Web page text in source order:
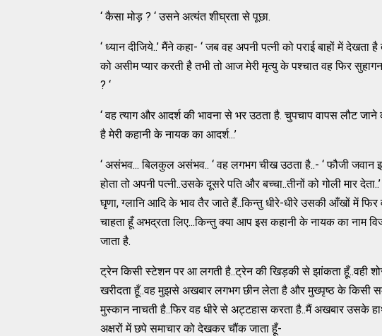
‘ कैसा मोड़ ? ‘ उसने अत्यंत शीघ्रता से पूछा.
‘ ध्यान दीजिये..’ मैंने कहा- ‘ जब वह अपनी पत्नी को पराई बाहों में
को असीम प्यार करती है तभी तो आज मेरी मृत्यु के पश्चात वह फिर
? ‘
‘ वह त्याग और आदर्श की भावना से भर उठता है. चुपचाप वापस लौट जाने
है मेरी कहानी के नायक का आदर्श...’
‘ असंभव... बिलकुल असंभव.. ‘ वह लगभग चीख उठता है..- ‘ फौजी
होता तो अपनी पत्नी..उसके दूसरे पति और बच्चा..तीनों को गोली मार
घृणा, ग्लानि आदि के भाव तैर जाते हैं..किन्तु धीरे-धीरे उसकी आँखों में फिर
चाहता हूँ अभद्रता लिए...किन्तु क्या आप इस कहानी के नायक का नाम
जाता है.
ट्रेन किसी स्टेशन पर आ लगती है..ट्रेन की खिड़की से झांकता हूँ..वही
खरीदता हूँ..वह मुझसे अखबार लगभग छीन लेता है और मुख्पृष्ठ के किसी
मुस्कान नाचती है..फिर वह धीरे से अट्टहास करता है..मैं अखबार उसके
अक्षरों में छपे समाचार को देखकर चौंक जाता हूँ-